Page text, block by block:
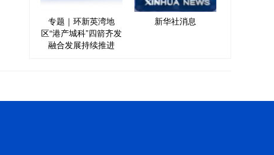
专题｜环新英湾地
区“港产城科”四箭齐发
融合发展持续推进
新华社消息